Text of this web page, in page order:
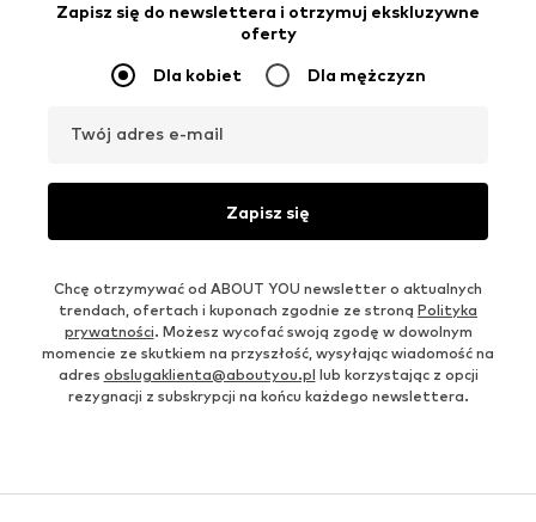
Zapisz się do newslettera i otrzymuj ekskluzywne
oferty
Dla kobiet Dla mężczyzn
Twój adres e-mail
Zapisz się
Chcę otrzymywać od ABOUT YOU newsletter o aktualnych
trendach, ofertach i kuponach zgodnie ze stroną Polityka
prywatności. Możesz wycofać swoją zgodę w dowolnym
momencie ze skutkiem na przyszłość, wysyłając wiadomość na
adres obslugaklienta@aboutyou.pl lub korzystając z opcji
rezygnacji z subskrypcji na końcu każdego newslettera.